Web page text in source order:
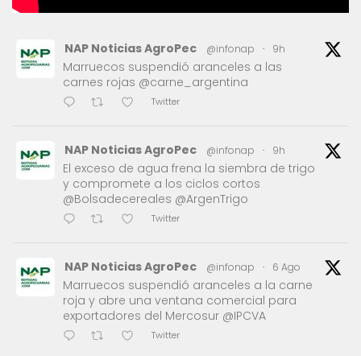
NAP Noticias AgroPec @infonap · 9h
Marruecos suspendió aranceles a las
carnes rojas @carne_argentina
Twitter
NAP Noticias AgroPec @infonap · 9h
El exceso de agua frena la siembra de trigo
y compromete a los ciclos cortos
@Bolsadecereales @ArgenTrigo
Twitter
NAP Noticias AgroPec @infonap · 6 Ago
Marruecos suspendió aranceles a la carne
roja y abre una ventana comercial para
exportadores del Mercosur @IPCVA
Twitter